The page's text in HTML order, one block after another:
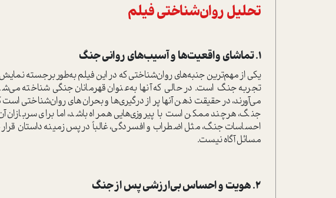
تحلیل روان‌شناختی فیلم
۱. تماشای واقعیت‌ها و آسیب‌های روانی جنگ
یکی از مهم‌ترین جنبه‌های روان‌شناختی که در این فیلم به‌طور برجسته
تجربه جنگ است. در حالی که آنها به‌عنوان قهرمانان جنگی شناخته
می‌آورند، در حقیقت ذهن آنها پر از درگیری‌ها و بحران‌های روان‌شناختی
جنگ، هرچند ممکن است با پیروزی‌هایی همراه باشد، اما برای سربازان
احساسات جنگ، مثل اضطراب و افسردگی، غالباً در پس‌زمینه داستان
مسائل آگاه نیست.
۲. هویت و احساس بی‌ارزشی پس از جنگ